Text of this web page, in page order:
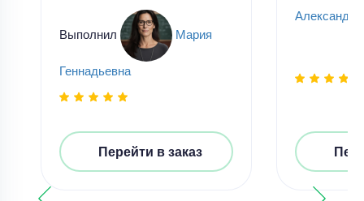
Выполнил Мария
Геннадьевна
Перейти в заказ
Александр